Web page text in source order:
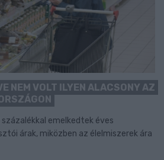
NEM VOLT ILYEN ALACSONY AZ
emelkedtek éves
árak, miközben az élelmiszerek ára